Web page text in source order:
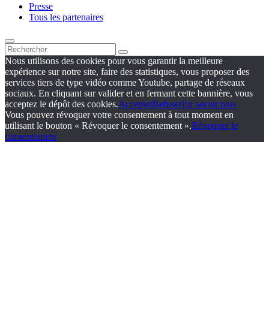
Presse
Tous les partenaires
Nous utilisons des cookies pour vous garantir la meilleure
expérience sur notre site, faire des statistiques, vous proposer des
services tiers de type vidéo comme Youtube, partage de réseaux
sociaux. En cliquant sur valider et en fermant cette bannière, vous
acceptez le dépôt des cookies.AccepterRefuserEn savoir plus
Vous pouvez révoquer votre consentement à tout moment en
utilisant le bouton « Révoquer le consentement ».Révoquer le
consentement